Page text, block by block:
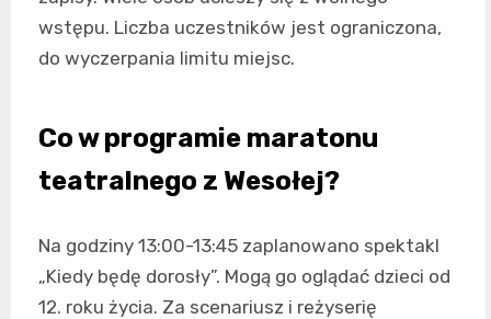
wstępu. Liczba uczestników jest ograniczona,
do wyczerpania limitu miejsc.
Co w programie maratonu
teatralnego z Wesołej?
Na godziny 13:00-13:45 zaplanowano spektakl
„Kiedy będę dorosły”. Mogą go oglądać dzieci od
12. roku życia. Za scenariusz i reżyserię